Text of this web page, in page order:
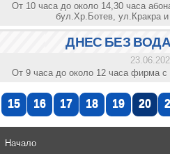
От 10 часа до около 14,30 часа
бул.Хр.Ботев, ул.Кракра
ДНЕС БЕЗ
От 9 часа до около 12 часа фирма
15 16 17 18 19 20
Начало